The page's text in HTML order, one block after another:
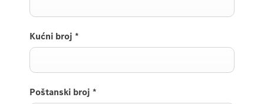
Kućni broj *
Poštanski broj *